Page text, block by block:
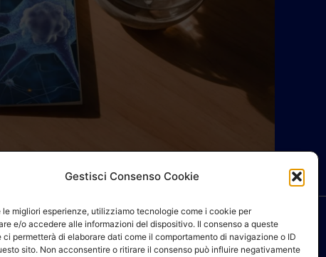
Gestisci Consenso Cookie
le migliori esperienze, utilizziamo tecnologie come i cookie per
e/o accedere alle informazioni del dispositivo. Il consenso a queste
ci permetterà di elaborare dati come il comportamento di navigazione o ID
sito. Non acconsentire o ritirare il consenso può influire negativamente